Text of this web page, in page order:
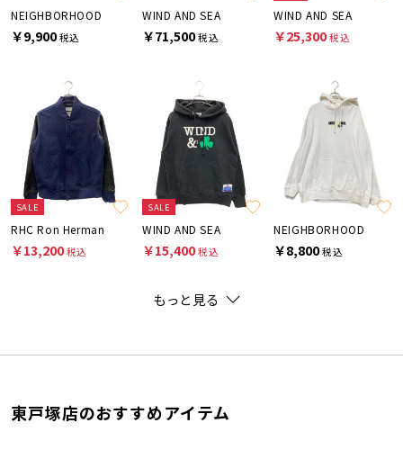
NEIGHBORHOOD
￥9,900税込
WIND AND SEA
￥71,500税込
WIND AND SEA
￥25,300税込
SALE
RHC Ron Herman
￥13,200税込
SALE
WIND AND SEA
￥15,400税込
NEIGHBORHOOD
￥8,800税込
もっと見る
東戸塚店のおすすめアイテム